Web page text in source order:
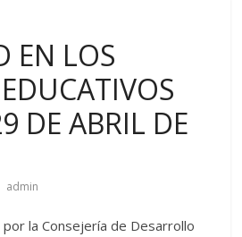
EN LOS
DE ABRIL DE
admin
por la Consejería de Desarrollo